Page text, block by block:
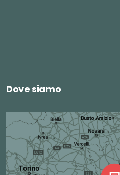
Dove siamo